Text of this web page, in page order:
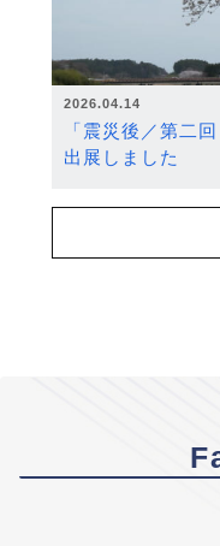
2026.04.14
「震災後／第二
出展しました